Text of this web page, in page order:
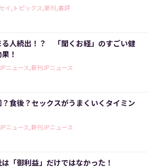
イ,トピックス,新刊,書評
る人続出！？ 「聞くお経」のすごい健
！
ニュース,新刊JPニュース
食後？セックスがうまくいくタイミン
ニュース,新刊JPニュース
「御利益」だけではなかった！